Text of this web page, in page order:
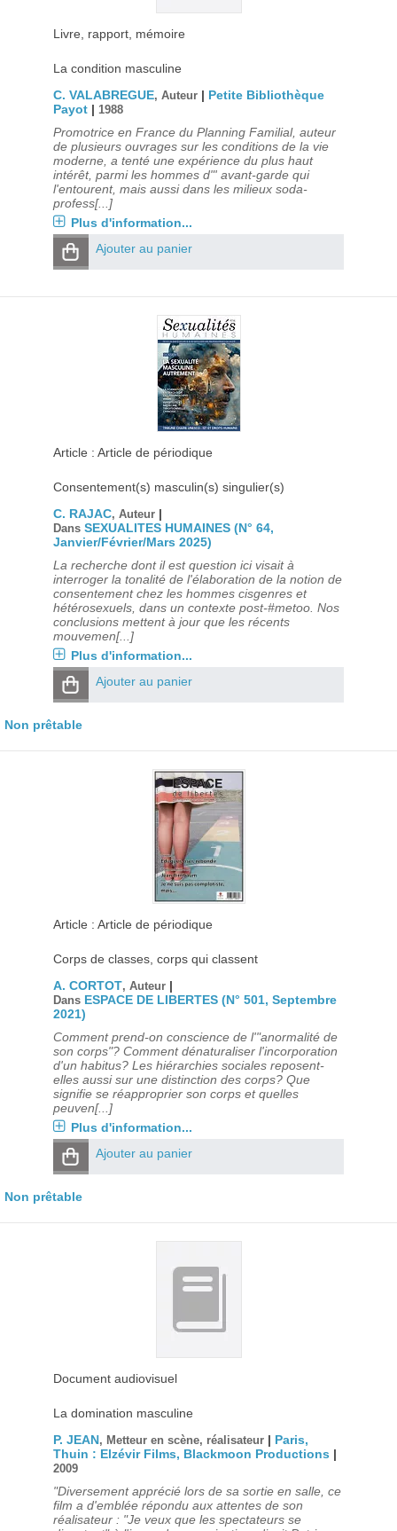
Livre, rapport, mémoire
La condition masculine
C. VALABREGUE, Auteur | Petite Bibliothèque
Payot| 1988
Promotrice en France du Planning Familial, auteur
de plusieurs ouvrages sur les conditions de la vie
moderne, a tenté une expérience du plus haut
intérêt, parmi les hommes d"' avant-garde qui
l'entourent, mais aussi dans les milieux soda-
profess[...]
Plus d'information...
Ajouter au panier
Article : Article de périodique
Consentement(s) masculin(s) singulier(s)
C. RAJAC, Auteur |
Dans SEXUALITES HUMAINES (N° 64,
Janvier/Février/Mars 2025)
La recherche dont il est question ici visait à
interroger la tonalité de l'élaboration de la notion de
consentement chez les hommes cisgenres et
hétérosexuels, dans un contexte post-#metoo. Nos
conclusions mettent à jour que les récents
mouvemen[...]
Plus d'information...
Ajouter au panier
Non prêtable
Article : Article de périodique
Corps de classes, corps qui classent
A. CORTOT, Auteur |
Dans ESPACE DE LIBERTES (N° 501, Septembre
2021)
Comment prend-on conscience de l'"anormalité de
son corps"? Comment dénaturaliser l'incorporation
d'un habitus? Les hiérarchies sociales reposent-
elles aussi sur une distinction des corps? Que
signifie se réapproprier son corps et quelles
peuven[...]
Plus d'information...
Ajouter au panier
Non prêtable
Document audiovisuel
La domination masculine
P. JEAN, Metteur en scène, réalisateur | Paris,
Thuin : Elzévir Films, Blackmoon Productions |
2009
"Diversement apprécié lors de sa sortie en salle, ce
film a d'emblée répondu aux attentes de son
réalisateur : "Je veux que les spectateurs se